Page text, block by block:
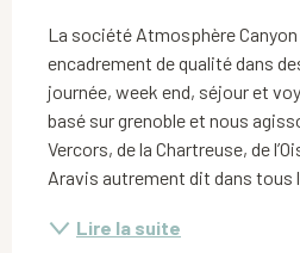
La société Atmosphère
encadrement de qualité dans
journée, week end, séjour et
basé sur grenoble et nous
Vercors, de la Chartreuse, de
Aravis autrement dit dans tous
Lire la suite